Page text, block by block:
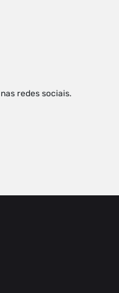
redes sociais.